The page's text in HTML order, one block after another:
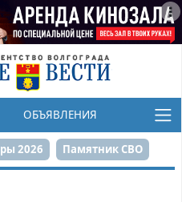
ОБЪЯВЛЕНИЯ
2026 Памятник СВО